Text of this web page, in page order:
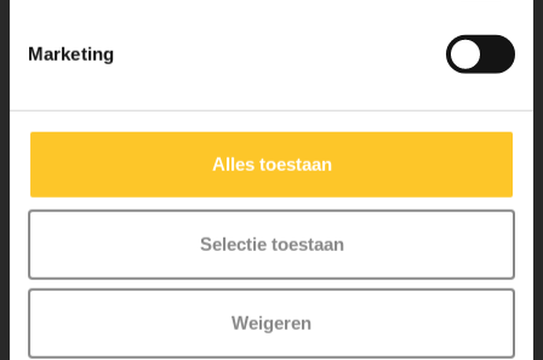
Marketing
Alles toestaan
Selectie toestaan
Weigeren
Micro Mobility is de uitvinder van de compacte vouwstep en de
iconische 3-wielige step. Al onze steps worden met veel aandacht en
veiligheid en zeer duurzaam. Elk onderdeel is los te vervangen. Je
hebt jarenlang plezier van een Micro step!